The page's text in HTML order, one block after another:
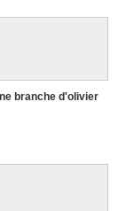
branche d'olivier